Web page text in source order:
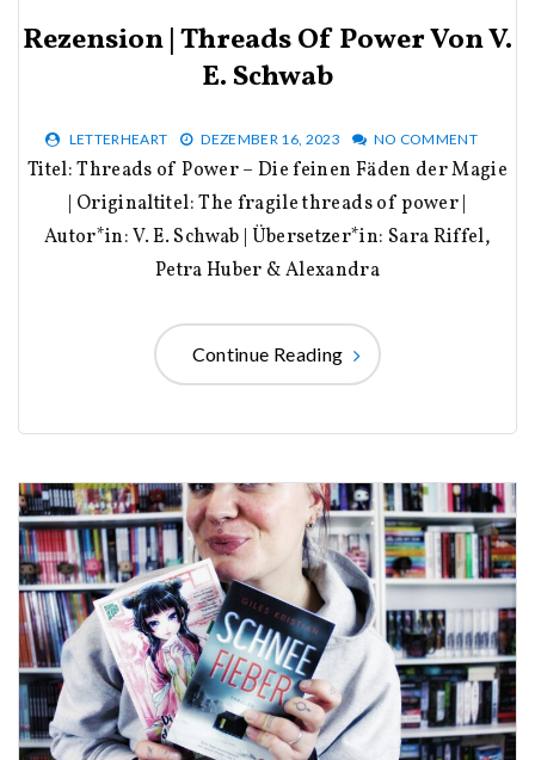
Rezension | Threads Of Power Von V.
E. Schwab
LETTERHEART DEZEMBER 16, 2023 NO COMMENT
Titel: Threads of Power – Die feinen Fäden der Magie
| Originaltitel: The fragile threads of power |
Autor*in: V. E. Schwab | Übersetzer*in: Sara Riffel,
Petra Huber & Alexandra
Continue Reading